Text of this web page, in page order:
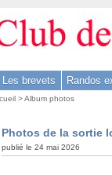
Les brevets Randos
>Album photos
Photos de la sortie
publié le 24 mai 2026